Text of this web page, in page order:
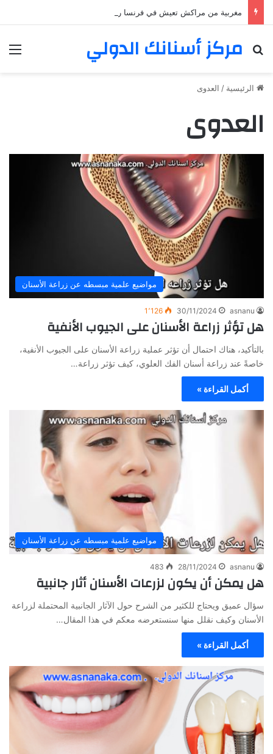
مغربية من مراكش تعيش في فرنسا ركبت أبتسامة هوليود
مركز أسنانك الدولي
بحث عن
الرئيسية / العدوى
العدوى
مواضيع علمية مبسطه عن زراعة الأسنان
asnanu
30/11/2024 1٬126
هل تؤثر زراعة الأسنان على الجيوب الأنفية
بالتأكيد، هناك احتمال أن تؤثر عملية زراعة الأسنان على الجيوب الأنفية،
خاصةً عند زراعة أسنان الفك العلوي، كيف تؤثر زراعة…
أكمل القراءة »
مواضيع علمية مبسطه عن زراعة الأسنان
asnanu
28/11/2024
483
هل يمكن أن يكون لزرعات الأسنان أثار جانبية
سؤال عميق ويحتاج للكثير من الشرح حول الآثار الجانبية المحتملة لزراعة
الأسنان وكيف نقلل منها سنستعرضه معكم في هذا المقال…
أكمل القراءة »